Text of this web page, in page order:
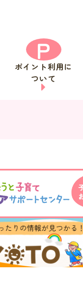
P
ポイント利用に
ついて